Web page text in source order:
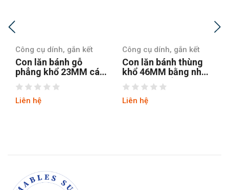
Công cụ dính, gắn kết
Con lăn bánh gỗ
phẳng khổ 23MM cán
nhựa
Liên hệ
Công cụ dính, gắn kết
Con lăn bánh thùng
khổ 46MM bằng nhựa
dán tường bề mặt
lõm
Liên hệ